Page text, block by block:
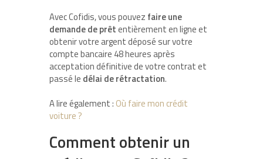
Avec Cofidis, vous pouvez faire une
demande de prêtentièrement en ligne et
obtenir votre argent déposé sur votre
compte bancaire 48 heures après
acceptation définitive de votre contrat et
passé le délai de rétractation.
A lire également : Où faire mon crédit
voiture ?
Comment obtenir un